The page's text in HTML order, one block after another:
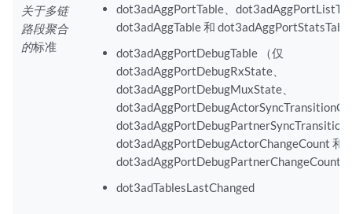
关于多链
路段聚合
的标准
dot3adAggPortTable、
dot3adAggTable 和 dot3adAggPortStatsTable
dot3adAggPortDebugTable （仅
dot3adAggPortDebugRxState、
dot3adAggPortDebugMuxState、
dot3adAggPortDebugActorChangeCount 和
dot3adAggPortDebugPartnerChangeCount）
dot3adTablesLastChanged